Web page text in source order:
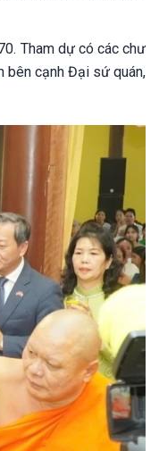
Tham dự có các chư
bên cạnh Đại sứ quán,